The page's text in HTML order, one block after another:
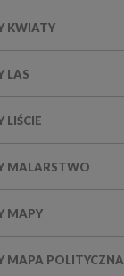
KWIATY
LAS
LIŚCIE
MALARSTWO
MAPY
MAPA POLITYCZNA